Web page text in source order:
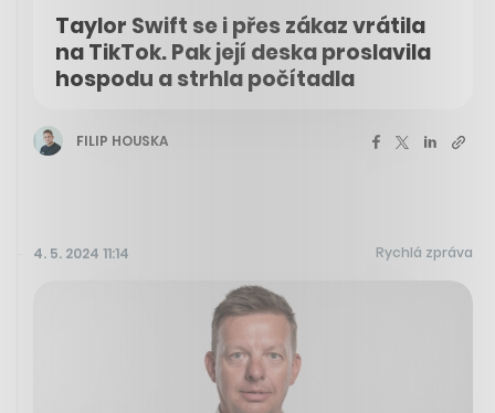
Taylor Swift se i přes zákaz vrátila
na TikTok. Pak její deska proslavila
hospodu a strhla počítadla
FILIP HOUSKA
4. 5. 2024 11:14 Rychlá zpráva